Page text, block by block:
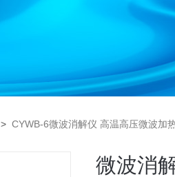
> CYWB-6微波消解仪 高温高压微波加
微波消